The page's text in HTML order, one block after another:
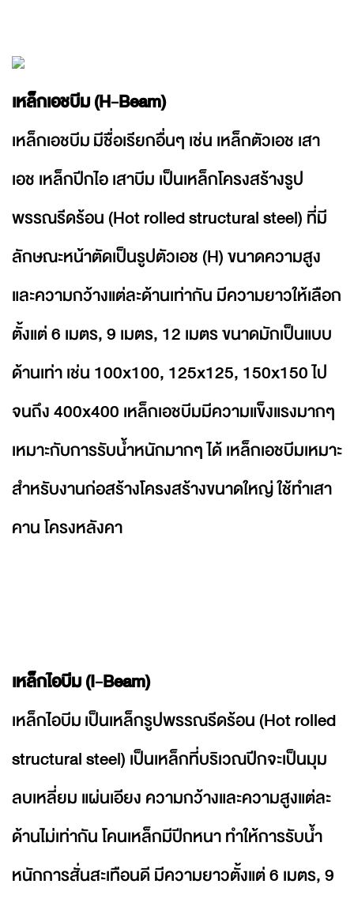
เหล็กเอชบีม (H-Beam)
เหล็กเอชบีม มีชื่อเรียกอื่นๆ เช่น เหล็กตัวเอช เสา
เอช เหล็กปีกไอ เสาบีม เป็นเหล็กโครงสร้างรูป
พรรณรีดร้อน (Hot rolled structural steel) ที่มี
ลักษณะหน้าตัดเป็นรูปตัวเอช (H) ขนาดความสูง
และความกว้างแต่ละด้านเท่ากัน มีความยาวให้เลือก
ตั้งแต่ 6 เมตร, 9 เมตร, 12 เมตร ขนาดมักเป็นแบบ
ด้านเท่า เช่น 100x100, 125x125, 150x150 ไป
จนถึง 400x400 เหล็กเอชบีมมีความแข็งแรงมากๆ
เหมาะกับการรับน้ำหนักมากๆ ได้ เหล็กเอชบีมเหมาะ
สำหรับงานก่อสร้างโครงสร้างขนาดใหญ่ ใช้ทำเสา
คาน โครงหลังคา
เหล็กไอบีม (I-Beam)
เหล็กไอบีม เป็นเหล็กรูปพรรณรีดร้อน (Hot rolled
structural steel) เป็นเหล็กที่บริเวณปีกจะเป็นมุม
ลบเหลี่ยม แผ่นเอียง ความกว้างและความสูงแต่ละ
ด้านไม่เท่ากัน โคนเหล็กมีปีกหนา ทำให้การรับน้ำ
หนักการสั่นสะเทือนดี มีความยาวตั้งแต่ 6 เมตร, 9